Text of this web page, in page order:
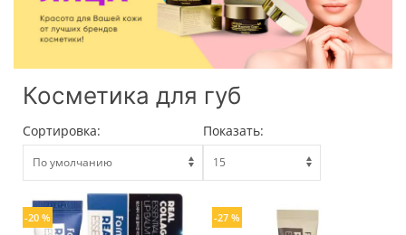
Косметика для губ
Сортировка: Показать:
-20 % -27 %